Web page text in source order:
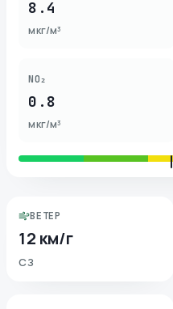
8.4
мкг/м³
NO₂
0.8
мкг/м³
ВЕТЕР
12 км/г
СЗ